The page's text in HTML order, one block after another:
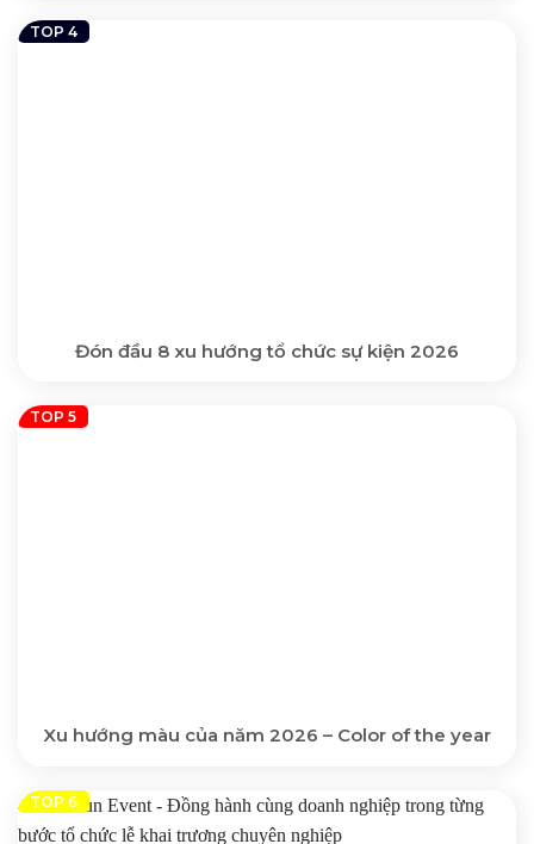
Đón đầu 8 xu hướng tổ chức sự kiện 2026
Xu hướng màu của năm 2026 – Color of the year